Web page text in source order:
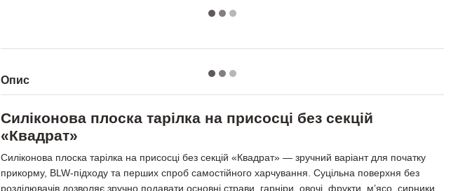
Опис
Силіконова плоска тарілка на присосці без секцій
«Квадрат»
Силіконова плоска тарілка на присосці без секцій «Квадрат» — зручний варіант для початку
прикорму, BLW-підходу та перших спроб самостійного харчування. Суцільна поверхня без
розділювачів дозволяє зручно подавати основні страви, гарніри, овочі, фрукти, м’ясо, сирники